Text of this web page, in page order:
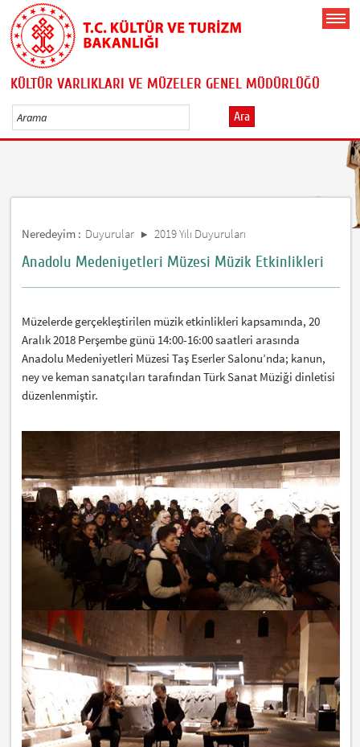
KÜLTÜR VARLIKLARI VE MÜZELER GENEL MÜDÜRLÜĞÜ
Ara
Neredeyim : Duyurular 2019 Yılı Duyuruları
Anadolu Medeniyetleri Müzesi Müzik Etkinlikleri
Müzelerde gerçekleştirilen müzik etkinlikleri kapsamında, 20
Aralık 2018 Perşembe günü 14:00-16:00 saatleri arasında
Anadolu Medeniyetleri Müzesi Taş Eserler Salonu’nda; kanun,
ney ve keman sanatçıları tarafından Türk Sanat Müziği dinletisi
düzenlenmiştir.